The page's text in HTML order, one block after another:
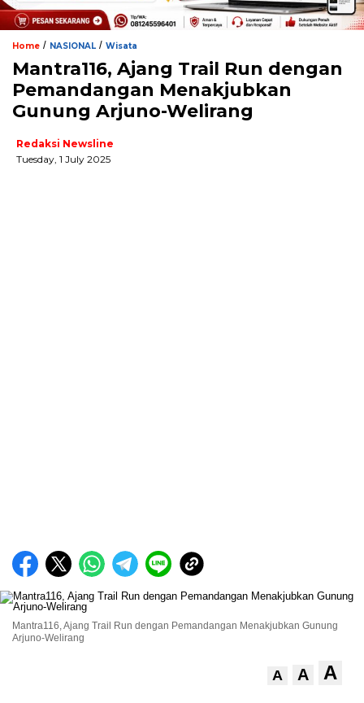
Home / NASIONAL / Wisata
Mantra116, Ajang Trail Run dengan
Pemandangan Menakjubkan
Gunung Arjuno-Welirang
Redaksi Newsline
Tuesday, 1 July 2025
Mantra116, Ajang Trail Run dengan Pemandangan Menakjubkan Gunung
Arjuno-Welirang
A A A